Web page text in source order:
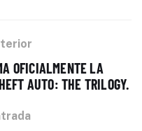
OFICIALMENTE LA
AUTO: THE TRILOGY.